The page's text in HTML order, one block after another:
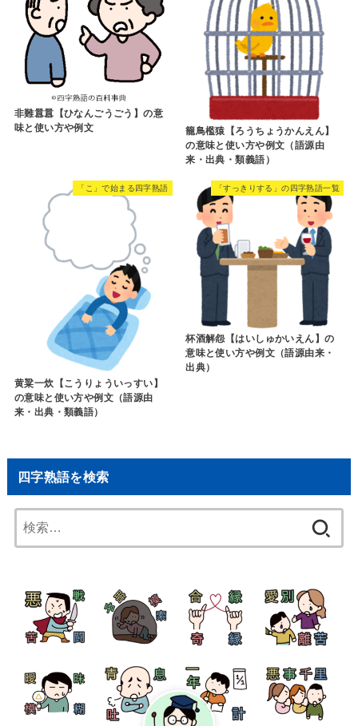
非難囂囂【ひなんごうごう】の意
味と使い方や例文
籠鳥檻猿【ろうちょうかんえん】
の意味と使い方や例文（語源由
来・出典・類義語）
「こ」で始まる四字熟語
黄粱一炊【こうりょういっすい】
の意味と使い方や例文（語源由
来・出典・類義語）
「すっきりする」の四字熟語一覧
杯酒解怨【はいしゅかいえん】の
意味と使い方や例文（語源由来・
出典）
四字熟語を検索
索: